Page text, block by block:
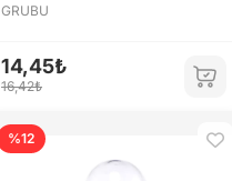
GRUBU
14,45₺
16,42₺
%12